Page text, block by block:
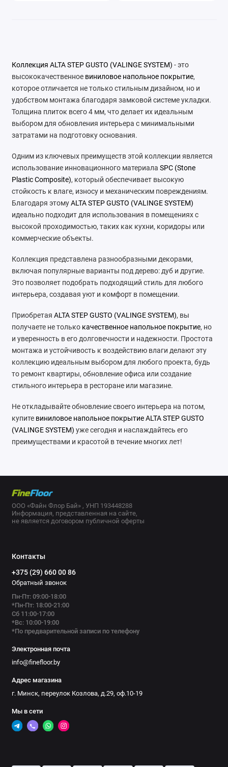
Коллекция ALTA STEP GUSTO (VALINGE SYSTEM) - это
высококачественное виниловое напольное покрытие,
которое отличается не только стильным дизайном, но и
удобством монтажа благодаря замковой системе укладки.
Толщина плиток всего 4 мм, что делает их идеальным
выбором для обновления интерьера с минимальными
затратами на подготовку основания.
Одним из ключевых преимуществ этой коллекции является
использование инновационного материала SPC (Stone
Plastic Composite), который обеспечивает высокую
стойкость к влаге, износу и механическим повреждениям.
Благодаря этомуALTA STEP GUSTO (VALINGE SYSTEM)
идеально подходит для использования в помещениях с
высокой проходимостью, таких как кухни, коридоры или
коммерческие объекты.
Коллекция представлена разнообразными декорами,
включая популярные варианты под дерево: дуб и другие.
Это позволяет подобрать подходящий стиль для любого
интерьера, создавая уют и комфорт в помещении.
Приобретая ALTA STEP GUSTO (VALINGE SYSTEM), вы
получаете не только качественное напольное покрытие, но
и уверенность в его долговечности и надежности. Простота
монтажа и устойчивость к воздействию влаги делают эту
коллекцию идеальным выбором для любого проекта, будь
то ремонт квартиры, обновление офиса или создание
стильного интерьера в ресторане или магазине.
Не откладывайте обновление своего интерьера на потом,
купите виниловое напольное покрытие ALTA STEP GUSTO
(VALINGE SYSTEM) уже сегодня и наслаждайтесь его
преимуществами и красотой в течение многих лет!
ООО «Файн Флор Бай» , УНП 193448288
Информация, представленная на сайте,
не является договором публичной оферты
Контакты
+375 (29) 660 00 86
Обратный звонок
Пн-Пт: 09:00-18:00
*Пн-Пт: 18:00-21:00
Сб 11:00-17:00
*Вс: 10:00-19:00
*По предварительной записи по телефону
Электронная почта
info@finefloor.by
Адрес магазина
г. Минск, переулок Козлова, д.29, оф.10-19
Мы в сети